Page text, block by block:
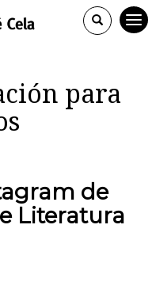
para
de
Literatura